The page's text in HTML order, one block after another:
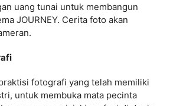
uang tunai untuk membangun
JOURNEY. Cerita foto akan
fotografi yang telah memiliki
untuk membuka mata pecinta